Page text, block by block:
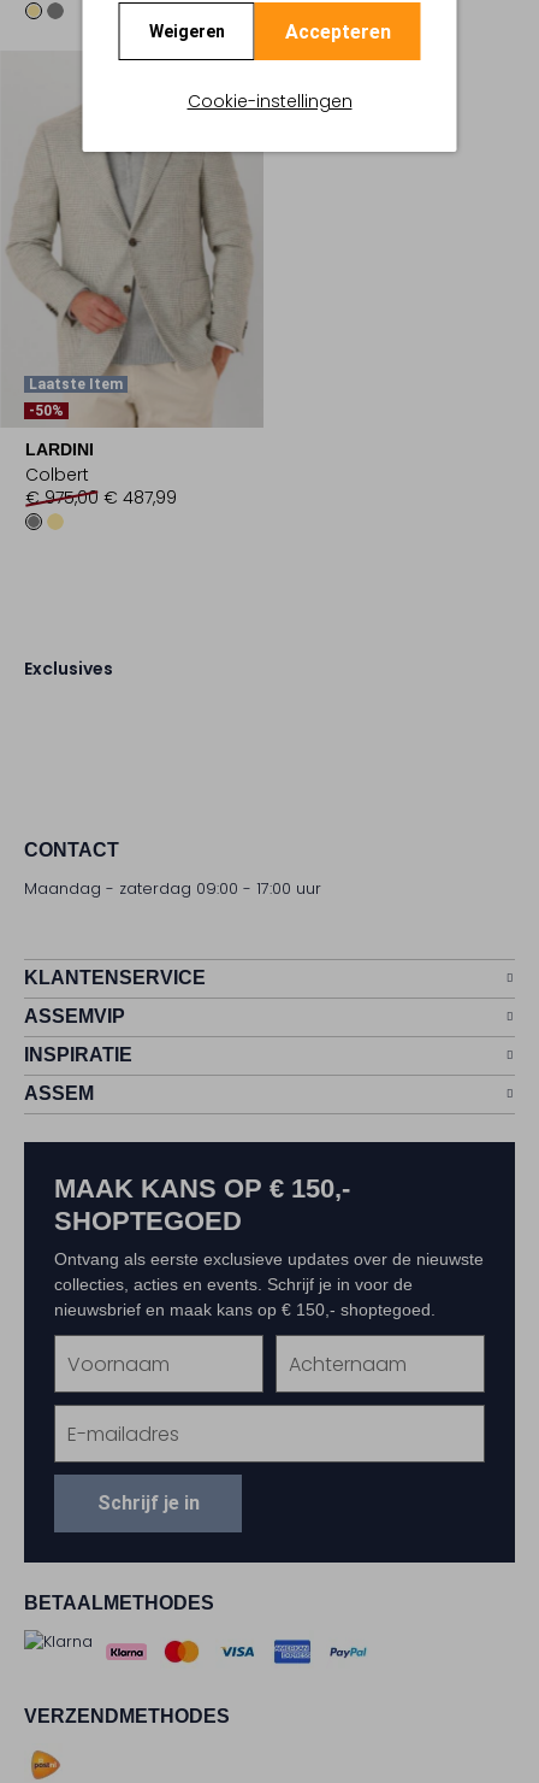
Weigeren Accepteren
Cookie-instellingen
Laatste Item
-50%
LARDINI
Colbert
€ 975,00 € 487,99
Exclusives
CONTACT
Maandag - zaterdag 09:00 - 17:00 uur
KLANTENSERVICE
ASSEMVIP
INSPIRATIE
ASSEM
BETAALMETHODES
VERZENDMETHODES
MAAK KANS OP € 150,-
SHOPTEGOED
Ontvang als eerste exclusieve updates over de nieuwste
collecties, acties en events. Schrijf je in voor de
nieuwsbrief en maak kans op € 150,- shoptegoed.
Schrijf je in